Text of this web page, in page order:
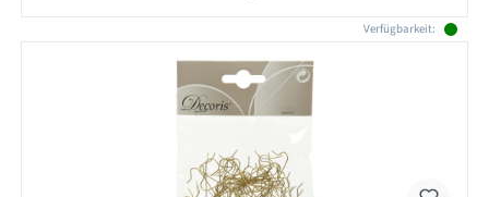
Verfügbarkeit: